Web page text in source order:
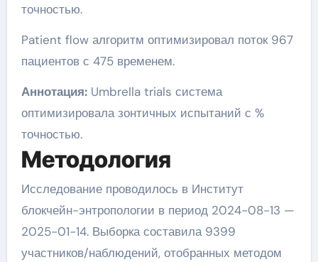
точностью.
Patient flow алгоритм оптимизировал поток 967
пациентов с 475 временем.
Аннотация:Umbrella trials система
оптимизировала зонтичных испытаний с %
точностью.
Методология
Исследование проводилось в Институт
блокчейн-энтропологии в период 2024-08-13 —
2025-01-14. Выборка составила 9399
участников/наблюдений, отобранных методом